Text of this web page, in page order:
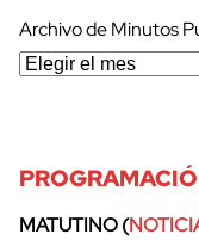
Archivo de Minutos
MATUTINO (